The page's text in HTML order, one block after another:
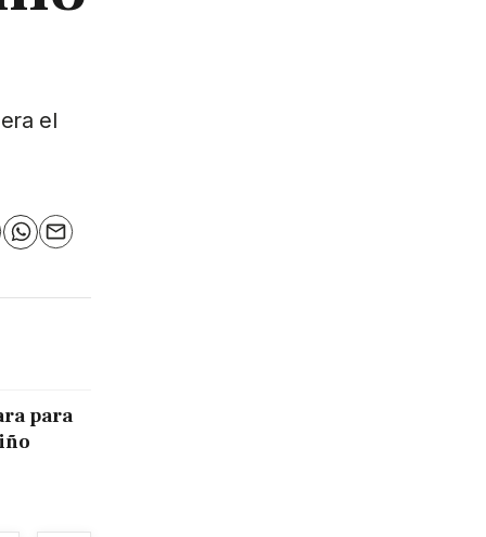
el
WhatsApp
Email
para